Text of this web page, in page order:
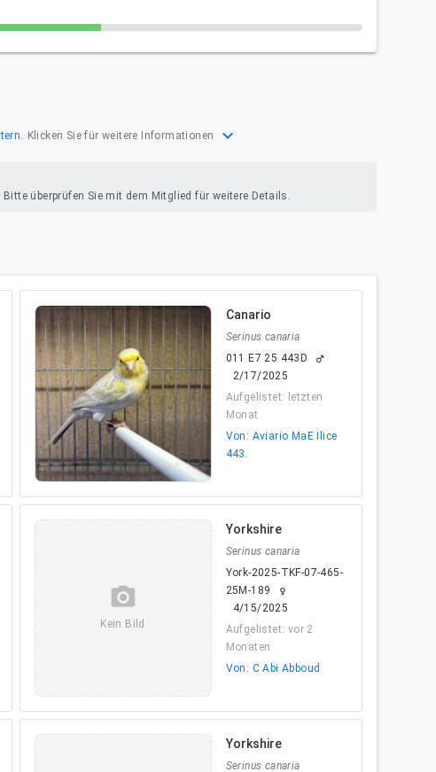
Klicken Sie für weitere Informationen expand_more
überprüfen Sie mit dem Mitglied für weitere Details.
Canario
Serinus canaria
011 E7 25 443D
male
2/17/2025
Aufgelistet: letzten
Monat
Von: Aviario MaE Ilice
443.
camera_alt
Kein Bild
Yorkshire
Serinus canaria
York-2025-TKF-07-465-
25M-189
female
4/15/2025
Aufgelistet: vor 2
Monaten
Von: C Abi Abboud
Yorkshire
Serinus canaria